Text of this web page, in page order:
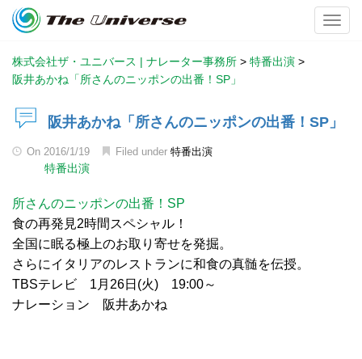
株式会社ザ・ユニバース | ナレーター事務所 > 特番出演 >
阪井あかね「所さんのニッポンの出番！SP」
阪井あかね「所さんのニッポンの出番！SP」
On 2016/1/19 Filed under 特番出演
特番出演
所さんのニッポンの出番！SP
食の再発見2時間スペシャル！
全国に眠る極上のお取り寄せを発掘。
さらにイタリアのレストランに和食の真髄を伝授。
TBSテレビ 1月26日(火) 19:00～
ナレーション 阪井あかね